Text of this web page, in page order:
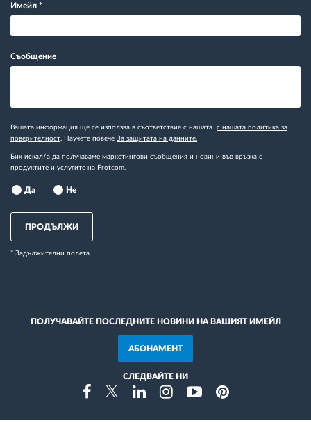
Имейл *
Съобщение
Вашата информация ще се използва в съответствие с нашата с нашата политика за
поверителност . Научете повече За защитата на данните.
Бих искал/а да получаваме маркетингови съобщения и новини във връзка с
продуктите и услугите на Frotcom.
Да Не
ПРОДЪЛЖИ
* Задължителни полета.
ПОЛУЧАВАЙТЕ ПОСЛЕДНИТЕ НОВИНИ НА ВАШИЯТ ИМЕЙЛ
АБОНАМЕНТ
СЛЕДВАЙТЕ НИ
FacebookTwitterLinkedinInstragramYoutubePinterest